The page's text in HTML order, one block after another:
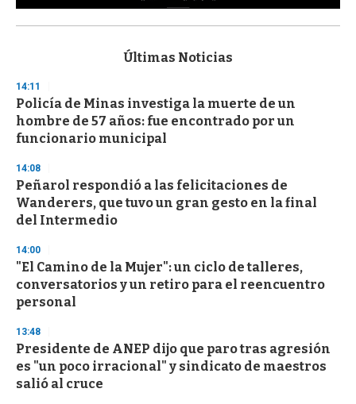
s
d
s
o
f
3
s
e
c
o
n
Últimas Noticias
14:11
Policía de Minas investiga la muerte de un
hombre de 57 años: fue encontrado por un
funcionario municipal
14:08
Peñarol respondió a las felicitaciones de
Wanderers, que tuvo un gran gesto en la final
del Intermedio
14:00
"El Camino de la Mujer": un ciclo de talleres,
conversatorios y un retiro para el reencuentro
personal
13:48
Presidente de ANEP dijo que paro tras agresión
es "un poco irracional" y sindicato de maestros
salió al cruce